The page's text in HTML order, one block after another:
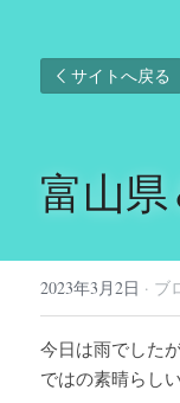
サイトへ戻る
富山
2023年3月2日 · ブ
今日は雨でした
ではの素晴らし